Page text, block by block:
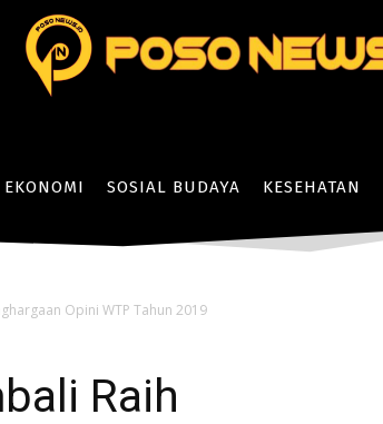
EKONOMI SOSIAL BUDAYA KESEHATAN
Opini WTP Tahun 2019
Raih